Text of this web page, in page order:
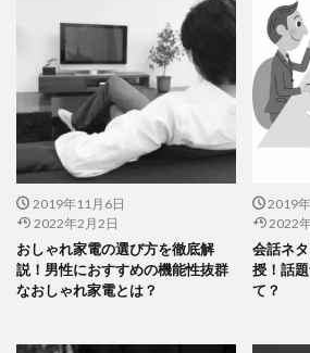
2019年11月6日
2022年2月2日
おしゃれ家電の選び方を徹底解
説！男性におすすめの機能性抜群
なおしゃれ家電とは？
2019
2022
会話ネ
授！話
て？